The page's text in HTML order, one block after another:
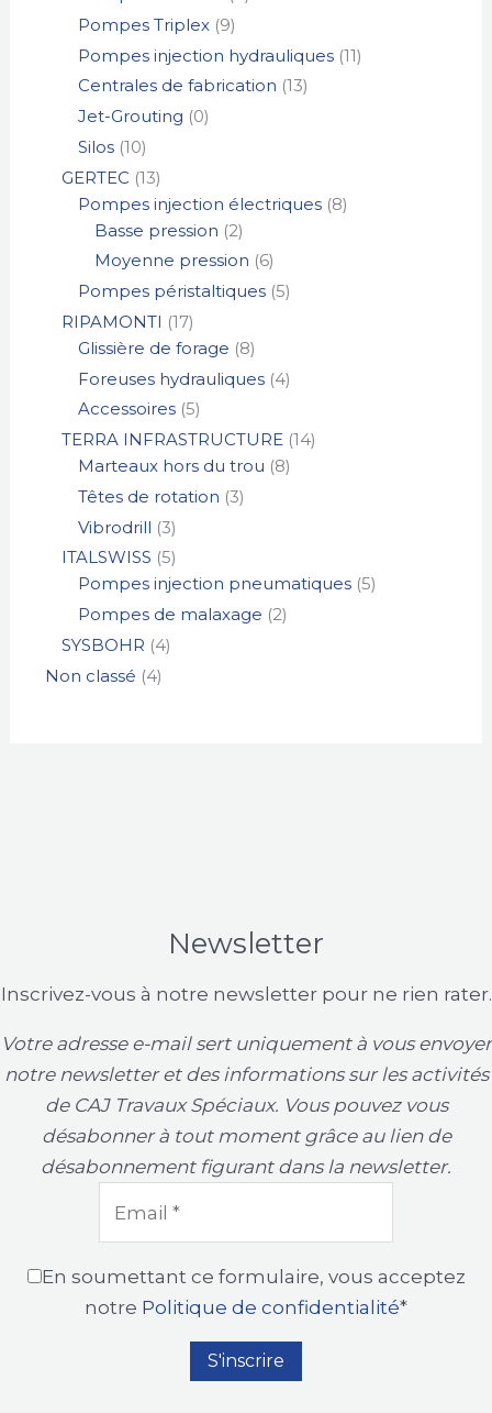
Pompes Triplex 9
Pompes injection hydrauliques 11
Centrales de fabrication 13
Jet-Grouting 0
Silos 10
GERTEC 13
Pompes injection électriques 8
Basse pression 2
Moyenne pression 6
Pompes péristaltiques 5
RIPAMONTI 17
Glissière de forage 8
Foreuses hydrauliques 4
Accessoires 5
TERRA INFRASTRUCTURE 14
Marteaux hors du trou 8
Têtes de rotation 3
Vibrodrill 3
ITALSWISS 5
Pompes injection pneumatiques 5
Pompes de malaxage 2
SYSBOHR 4
Non classé 4
Newsletter
Inscrivez-vous à notre newsletter pour ne rien rater.
Votre adresse e-mail sert uniquement à vous envoyer
notre newsletter et des informations sur les activités
de CAJ Travaux Spéciaux. Vous pouvez vous
désabonner à tout moment grâce au lien de
désabonnement figurant dans la newsletter.
En soumettant ce formulaire, vous acceptez
notre Politique de confidentialité*